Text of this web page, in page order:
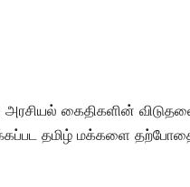
கைதிகளின்
தமிழ் மக்களை